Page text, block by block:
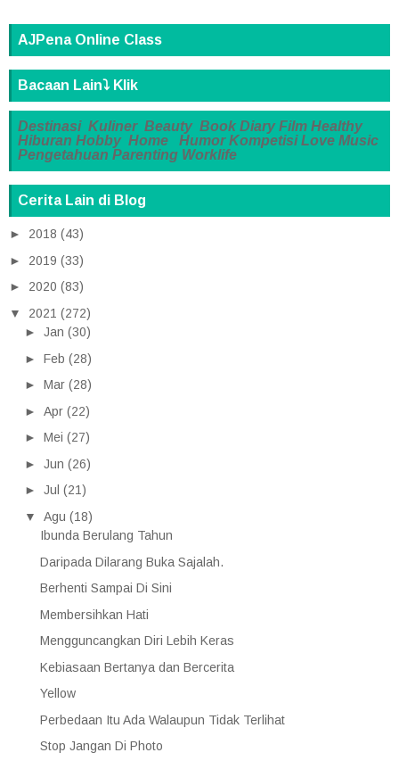
AJPena Online Class
Bacaan Lain⤵️ Klik
Destinasi Kuliner Beauty Book Diary Film Healthy
Hiburan Hobby Home Humor Kompetisi Love Music
Pengetahuan Parenting Worklife
Cerita Lain di Blog
► 2018 (43)
► 2019 (33)
► 2020 (83)
▼
2021 (272)
► Jan (30)
► Feb (28)
► Mar (28)
► Apr (22)
► Mei (27)
► Jun (26)
► Jul (21)
▼
Agu (18)
Ibunda Berulang Tahun
Daripada Dilarang Buka Sajalah.
Berhenti Sampai Di Sini
Membersihkan Hati
Mengguncangkan Diri Lebih Keras
Kebiasaan Bertanya dan Bercerita
Yellow
Perbedaan Itu Ada Walaupun Tidak Terlihat
Stop Jangan Di Photo